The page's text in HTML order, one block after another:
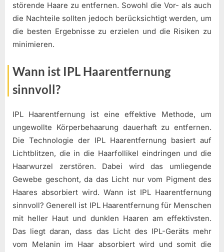
störende Haare zu entfernen. Sowohl die Vor- als auch
die Nachteile sollten jedoch berücksichtigt werden, um
die besten Ergebnisse zu erzielen und die Risiken zu
minimieren.
Wann ist IPL Haarentfernung
sinnvoll?
IPL Haarentfernung ist eine effektive Methode, um
ungewollte Körperbehaarung dauerhaft zu entfernen.
Die Technologie der IPL Haarentfernung basiert auf
Lichtblitzen, die in die Haarfollikel eindringen und die
Haarwurzel zerstören. Dabei wird das umliegende
Gewebe geschont, da das Licht nur vom Pigment des
Haares absorbiert wird. Wann ist IPL Haarentfernung
sinnvoll? Generell ist IPL Haarentfernung für Menschen
mit heller Haut und dunklen Haaren am effektivsten.
Das liegt daran, dass das Licht des IPL-Geräts mehr
vom Melanin im Haar absorbiert wird und somit die